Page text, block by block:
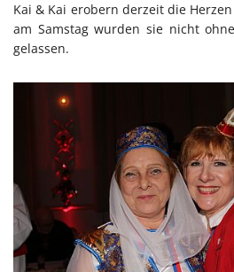
Kai & Kai erobern derzeit die
am Samstag wurden sie nicht
gelassen.